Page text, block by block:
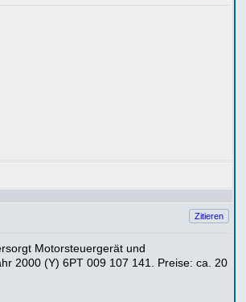
Zitieren
Motorsteuergerät und
2000 (Y) 6PT 009 107 141. Preise: ca. 20